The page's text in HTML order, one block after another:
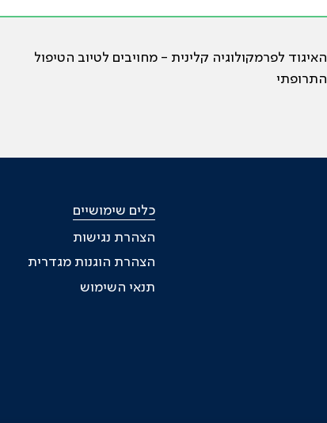
האיגוד לפרמקולוגיה קלינית - מחויבים לטיוב הטיפול
התרופתי
כלים שימושיים
הצהרת נגישות
הצהרת הוגנות מגדרית
תנאי השימוש